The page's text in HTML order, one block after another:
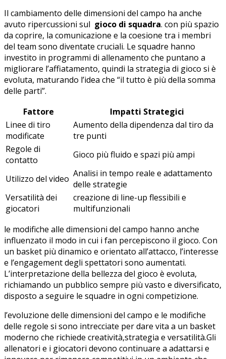
Il cambiamento ⁢delle dimensioni del campo⁤ ha anche​
avuto ripercussioni sul ‌ gioco di squadra. con ⁢più spazio⁤
da coprire, la comunicazione e la coesione tra i membri
del team sono diventate ​cruciali. ⁤Le squadre hanno
investito⁢ in programmi di allenamento che⁤ puntano a
migliorare ‍l’affiatamento, quindi ⁣la strategia di gioco‌ si è⁣
evoluta, maturando l’idea che ‍“il tutto⁤ è più⁤ della somma
delle ⁤parti”.
Fattore
Impatti Strategici
Linee di‌ tiro
modificate
Aumento ‍della⁣ dipendenza dal ‌tiro‍ da
tre punti
Regole di
contatto
Gioco più fluido‍ e spazi ‌più ‍ampi
Utilizzo del video Analisi in ‍tempo reale ⁣e‍ adattamento
‍delle ⁣strategie
Versatilità dei‌
giocatori
creazione di line-up ​flessibili e
multifunzionali
le ‍modifiche alle dimensioni⁢ del campo ‌hanno ⁤anche‌
influenzato ‍il modo in cui i fan percepiscono il gioco. Con
un‌ basket più⁢ dinamico ⁢e orientato all’attacco, l’interesse
⁢e ‍l’engagement degli spettatori sono ​aumentati.
L’interpretazione della bellezza ‌del gioco è evoluta,
richiamando ​un pubblico sempre più vasto e diversificato,
disposto a​ seguire le squadre​ in ogni competizione.
l’evoluzione delle dimensioni del campo e le‌ modifiche
delle regole si sono intrecciate per​ dare vita ⁢a un basket
moderno che richiede​ creatività,strategia⁢ e⁤ versatilità.Gli
allenatori⁣ e i giocatori devono continuare a adattarsi ‌e